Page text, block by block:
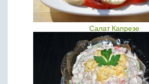
Салат Капрезе